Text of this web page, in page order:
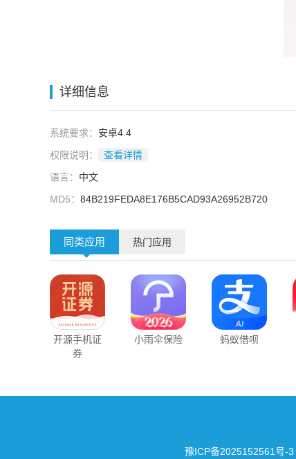
详细信息
系统要求： 安卓4.4
权限说明：
查看详情
语言： 中文
MD5： 84B219FEDA8E176B5CAD93A26952B720
同类应用 热门应用
开源手机证
券
小雨伞保险 蚂蚁借呗
豫ICP备2025152561号-3